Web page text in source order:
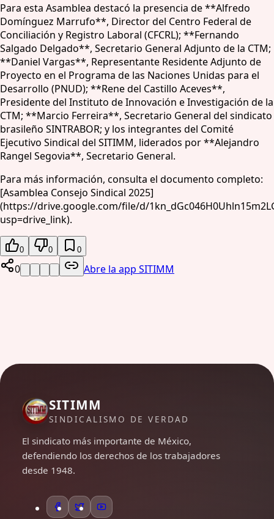
Para esta Asamblea destacó la presencia de **Alfredo
Domínguez Marrufo**, Director del Centro Federal de
Conciliación y Registro Laboral (CFCRL); **Fernando
Salgado Delgado**, Secretario General Adjunto de la CTM;
**Daniel Vargas**, Representante Residente Adjunto de
Proyecto en el Programa de las Naciones Unidas para el
Desarrollo (PNUD); **Rene del Castillo Aceves**,
Presidente del Instituto de Innovación e Investigación de la
CTM; **Marcio Ferreira**, Secretario General del sindicato
brasileño SINTRABOR; y los integrantes del Comité
Ejecutivo Sindical del SITIMM, liderados por **Alejandro
Rangel Segovia**, Secretario General.
Para más información, consulta el documento completo:
[Asamblea Consejo Sindical 2025]
(https://drive.google.com/file/d/
usp=drive_link).
0 0 0
0 Abre la app SITIMM
SITIMM
SINDICALISMO DE VERDAD
El sindicato más importante de México,
defendiendo los derechos de los trabajadores
desde 1948.